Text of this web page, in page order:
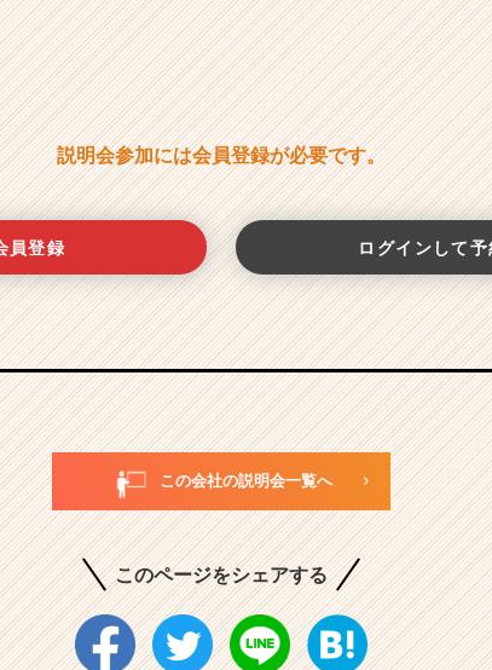
説明会参加には会員登録が必要です。
員登録 ログインして
この会社の説明会一覧へ
このページをシェアする